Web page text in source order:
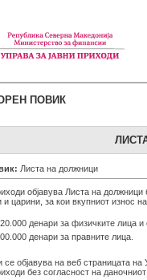
ПОВИК
Листа на должници
објавува Листа на
царини, за кои вкупниот износ
денари за физичките лица и
денари за правните лица.
објавува на веб страницата
без согласност на